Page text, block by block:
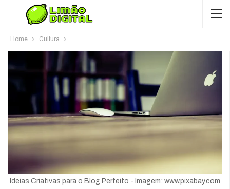
Home Cultura
Ideias Criativas para o Blog Perfeito - Imagem: www.pixabay.com